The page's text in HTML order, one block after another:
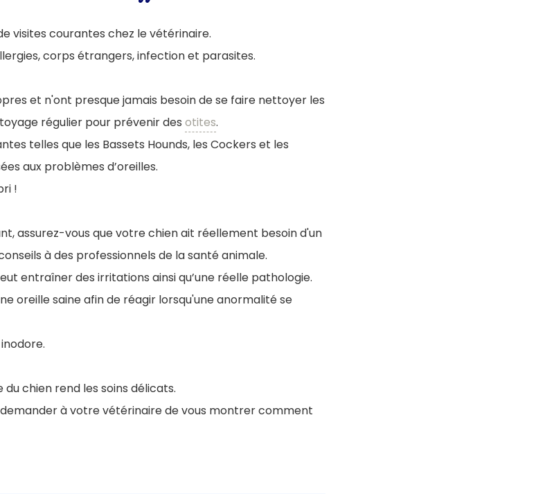
visites courantes chez le vétérinaire.
corps étrangers, infection et parasites.
et n'ont presque jamais besoin de se faire nettoyer les
régulier pour prévenir des otites.
telles que les Bassets Hounds, les Cockers et les
aux problèmes d’oreilles.
!
assurez-vous que votre chien ait réellement besoin d'un
à des professionnels de la santé animale.
entraîner des irritations ainsi qu’une réelle pathologie.
oreille saine afin de réagir lorsqu'une anormalité se
chien rend les soins délicats.
demander à votre vétérinaire de vous montrer comment